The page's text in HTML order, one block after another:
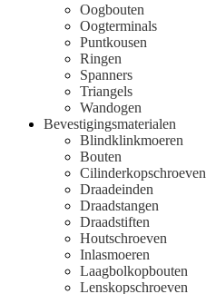
Oogbouten
Oogterminals
Puntkousen
Ringen
Spanners
Triangels
Wandogen
Bevestigingsmaterialen
Blindklinkmoeren
Bouten
Cilinderkopschroeven
Draadeinden
Draadstangen
Draadstiften
Houtschroeven
Inlasmoeren
Laagbolkopbouten
Lenskopschroeven